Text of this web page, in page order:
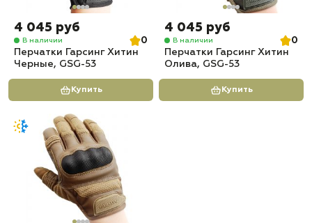
4 045 руб
В наличии
0
Перчатки Гарсинг Хитин
Черные, GSG-53
Купить
4 045 руб
В наличии
0
Перчатки Гарсинг Хитин
Олива, GSG-53
Купить